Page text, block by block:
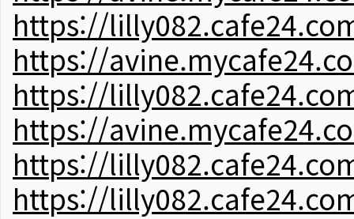
https://
https://
https://
https://
https://
https://